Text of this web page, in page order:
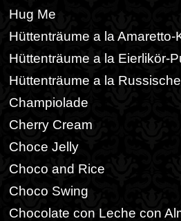
Hug Me
Hüttenträume a la Amaretto-
Hüttenträume a la Eierlikör-
Hüttenträume a la
Champiolade
Cherry Cream
Choce Jelly
Choco and Rice
Choco Swing
Chocolate con Leche con